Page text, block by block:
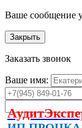
Ваше сообщение
Закрыть
Заказать звонок
Ваше имя: